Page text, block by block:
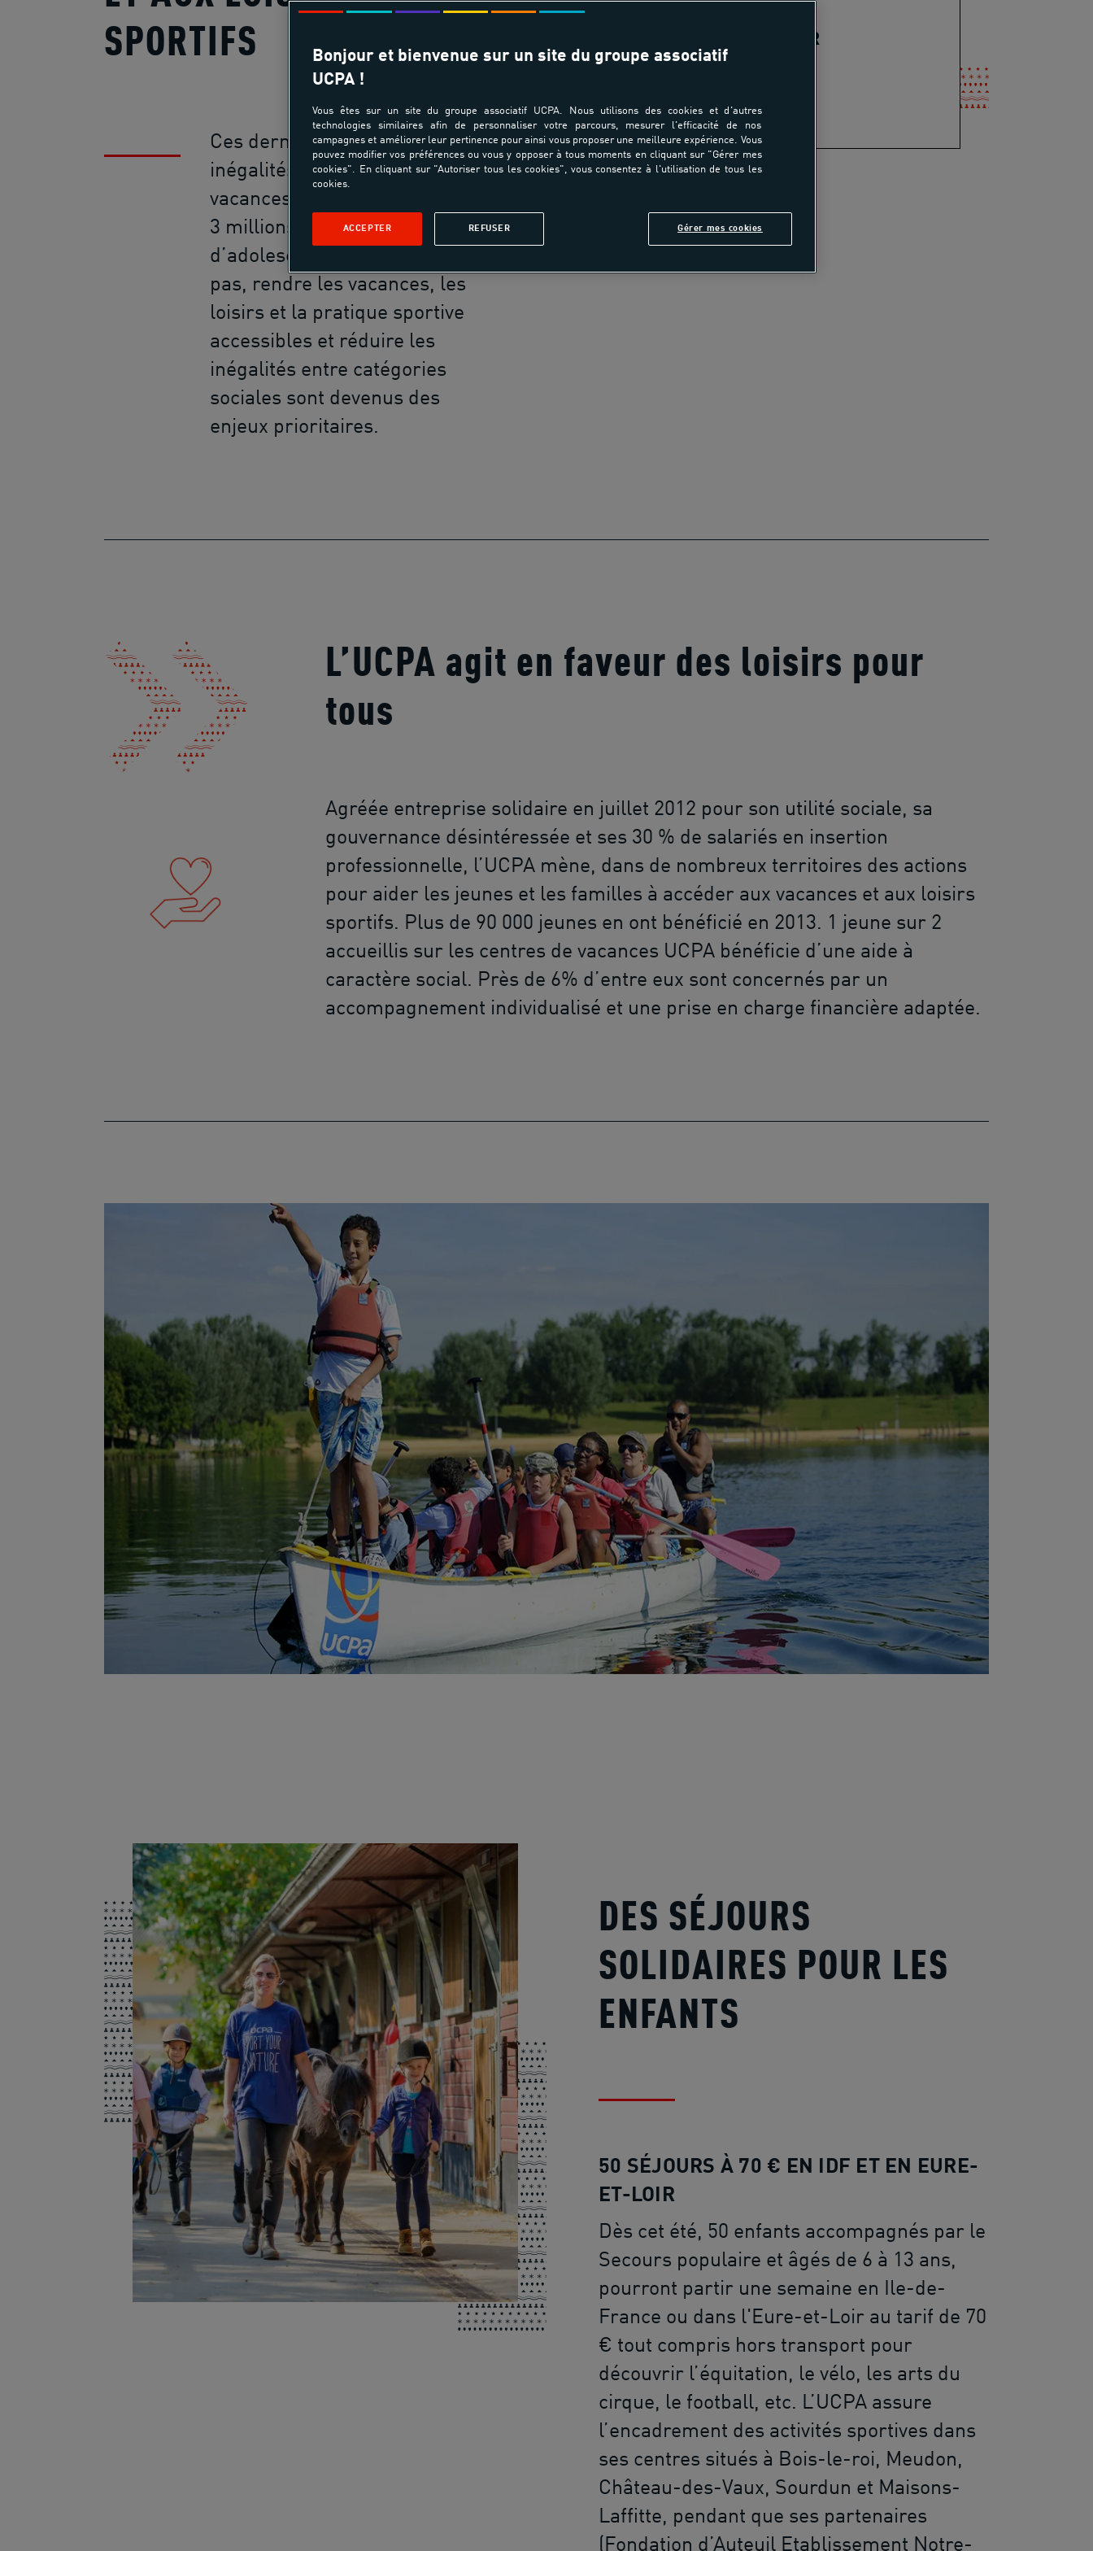
SPORTIFS
Ces dernières années, les
inégalités face aux départs en
vacances se sont accrues. Avec
3 millions d’enfants et
d’adolescents (1) qui ne partent
pas, rendre les vacances, les
loisirs et la pratique sportive
accessibles et réduire les
inégalités entre catégories
sociales sont devenus des
enjeux prioritaires.
LAËTITIA VERDIER
L’UCPA agit en faveur des loisirs pour
tous
Agréée entreprise solidaire en juillet 2012 pour son utilité sociale, sa
gouvernance désintéressée et ses 30 % de salariés en insertion
professionnelle, l’UCPA mène, dans de nombreux territoires des actions
pour aider les jeunes et les familles à accéder aux vacances et aux loisirs
sportifs. Plus de 90 000 jeunes en ont bénéficié en 2013. 1 jeune sur 2
accueillis sur les centres de vacances UCPA bénéficie d’une aide à
caractère social. Près de 6% d’entre eux sont concernés par un
accompagnement individualisé et une prise en charge financière adaptée.
DES SÉJOURS
SOLIDAIRES POUR LES
ENFANTS
50 SÉJOURS À 70 € EN IDF ET EN EURE-
ET-LOIR
Dès cet été, 50 enfants accompagnés par le
Secours populaire et âgés de 6 à 13 ans,
pourront partir une semaine en Ile-de-
France ou dans l'Eure-et-Loir au tarif de 70
€ tout compris hors transport pour
découvrir l’équitation, le vélo, les arts du
cirque, le football, etc. L’UCPA assure
l’encadrement des activités sportives dans
ses centres situés à Bois-le-roi, Meudon,
Château-des-Vaux, Sourdun et Maisons-
Laffitte, pendant que ses partenaires
(Fondation d’Auteuil Etablissement Notre-
Bonjour et bienvenue sur un site du groupe associatif
UCPA !
Vous êtes sur un site du groupe associatif UCPA. Nous utilisons des cookies et d'autres
technologies similaires afin de personnaliser votre parcours, mesurer l'efficacité de nos
campagnes et améliorer leur pertinence pour ainsi vous proposer une meilleure expérience. Vous
pouvez modifier vos préférences ou vous y opposer à tous moments en cliquant sur "Gérer mes
cookies". En cliquant sur "Autoriser tous les cookies", vous consentez à l'utilisation de tous les
cookies.
Gérer mes cookies
REFUSER
ACCEPTER